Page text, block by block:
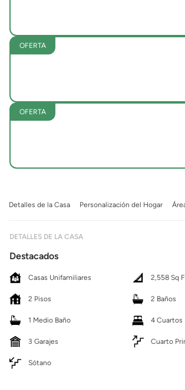
OFERTA
OFERTA
Detalles de la Casa Personalización del Hogar
DETALLES DE LA CASA
Destacados
Casas Unifamiliares 2,558 Sq
2 Pisos 2 Baños
1 Medio Baño 4 Cuartos
3 Garajes Cuarto
Sótano